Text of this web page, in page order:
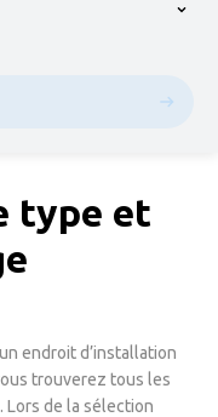
type et
endroit d’installation
trouverez tous les
de la sélection